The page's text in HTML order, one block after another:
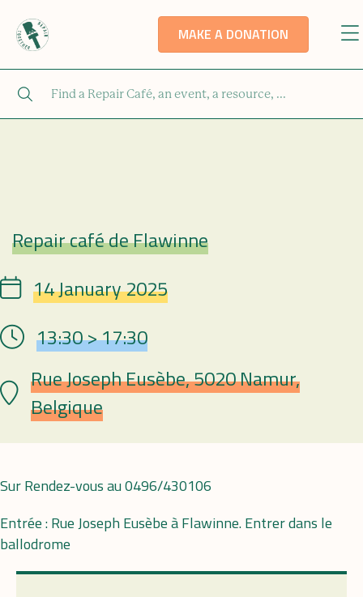
MAKE A DONATION
Repair Café
Repair café de Flawinne
Date 14 January 2025
Hour 13:30 > 17:30
Lieu Rue Joseph Eusèbe, 5020 Namur,
Belgique
Sur Rendez-vous au 0496/430106
Entrée : Rue Joseph Eusèbe à Flawinne. Entrer dans le
ballodrome